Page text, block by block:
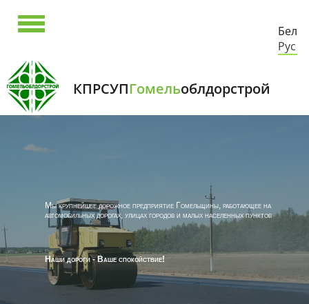
Бел
Рус
Мы крупнейшее дорожное предприятие Гомельщины, работающее на
автомобильных дорогах, улицах городов и малых населенных пунктов
Наши дороги - Ваше спокойствие!
КПРСУПГомельоблдорстрой